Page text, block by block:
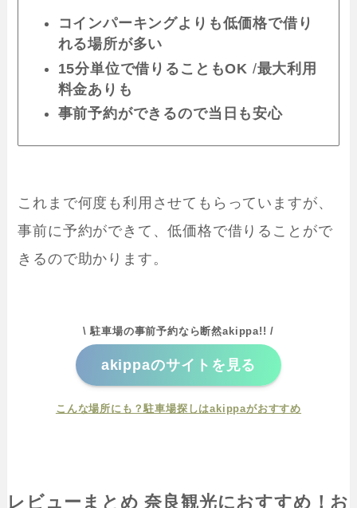
コインパーキングよりも低価格で借り
れる場所が多い
15分単位で借りることもOK /最大利用
料金ありも
事前予約ができるので当日も安心
これまで何度も利用させてもらっていますが、
事前に予約ができて、低価格で借りることがで
きるので助かります。
\ 駐車場の事前予約なら断然akippa!! /
akippaのサイトを見る
こんな場所にも？駐車場探しはakippaがおすすめ
レビューまとめ 奈良観光におすすめ！お